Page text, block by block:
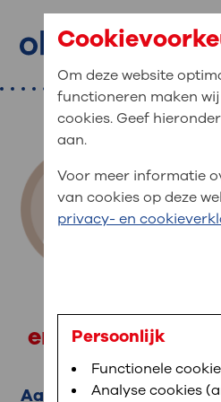
Primaire
Home
Afdelingen
Medische
Uw verblijf in OLVG
Werken bij OLVG
: waar bent u
Zoekwoorden
Veel gezocht: Bloedafname ,
MijnOLVG
: veilig en online
gegevens inzien
MijnOLVG is het
MijnOLVG kunt u uw
elk moment, wanneer het u
sneller helpen.
Direct naar MijnOLVG
Aandachtsgebieden
Om deze website
functioneren maken
cookies. Geef
aan.
Voor meer informatie
van cookies op deze
privacy- en
Persoonlijk
Functionele
Analyse cookies